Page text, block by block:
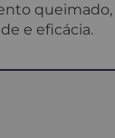
queimado,
e eficácia.